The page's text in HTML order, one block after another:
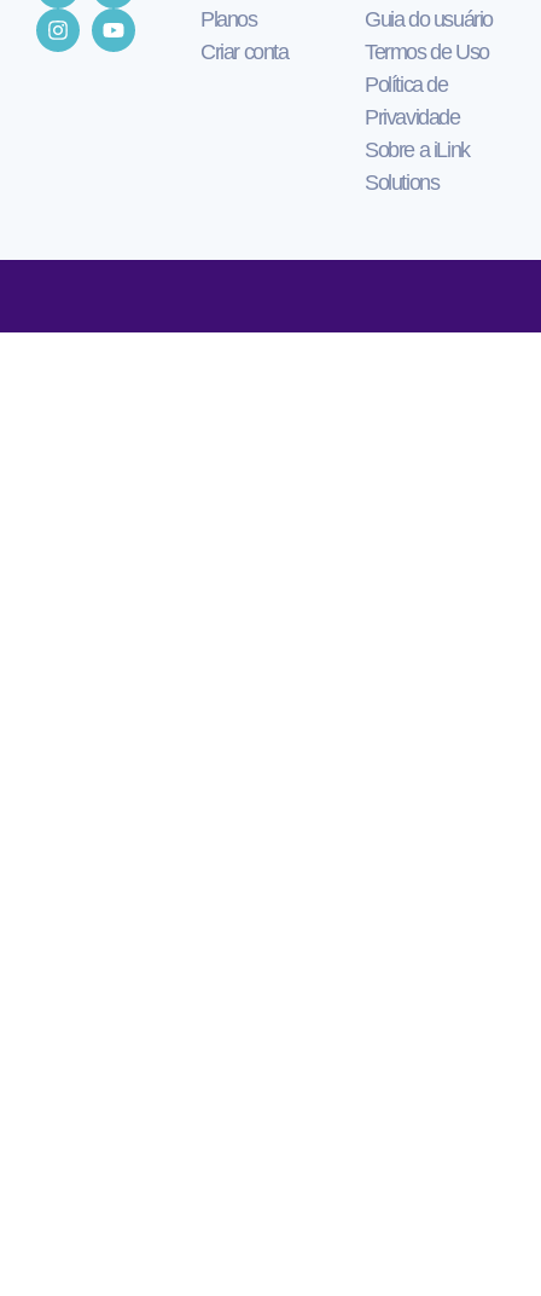
Planos
Criar conta
Guia do usuário
Termos de Uso
Política de
Privavidade
Sobre a iLink
Solutions